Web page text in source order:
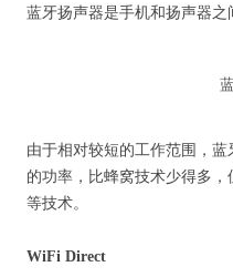
蓝牙扬声器是手机和扬声器之
由于相对较短的工作范围，蓝
的功率，比蜂窝技术少得多
等技术。
WiFi Direct